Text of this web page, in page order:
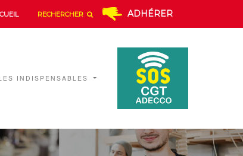
RECHERCHER ADHÉRER
INDISPENSABLES